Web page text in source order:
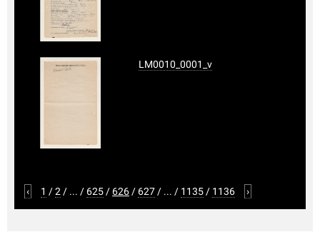
LM0010_0001_v
‹ 1 /2/ ... / 625/ 626/ 627/ ... / 1135/ 1136 ›